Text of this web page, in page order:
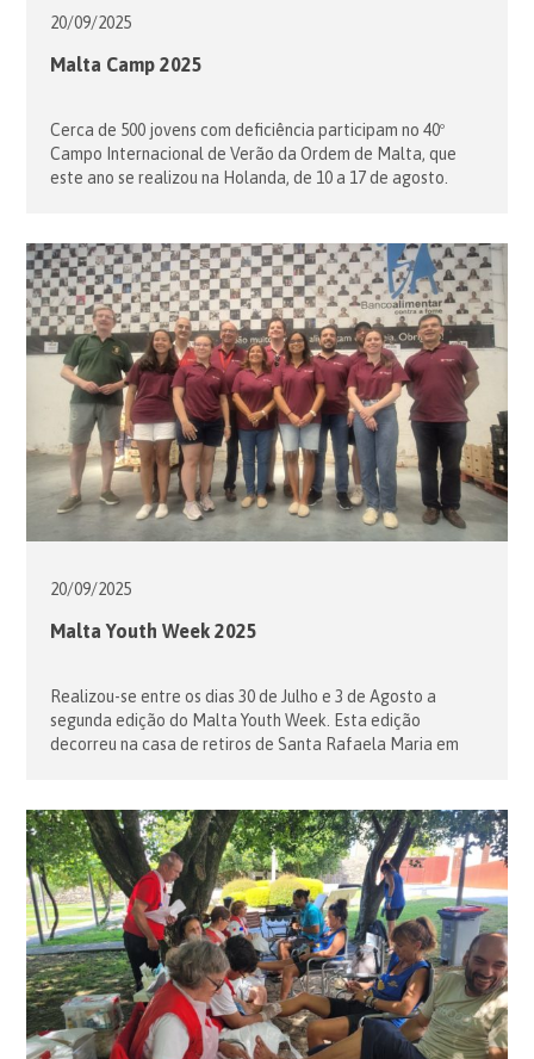
20/09/2025
Malta Camp 2025
Cerca de 500 jovens com deficiência participam no 40º
Campo Internacional de Verão da Ordem de Malta, que
este ano se realizou na Holanda, de 10 a 17 de agosto.
junto à fronteira com a Alemanha. […]
20/09/2025
Malta Youth Week 2025
Realizou-se entre os dias 30 de Julho e 3 de Agosto a
segunda edição do Malta Youth Week. Esta edição
decorreu na casa de retiros de Santa Rafaela Maria em
em Portugal para a formação de jovens […]